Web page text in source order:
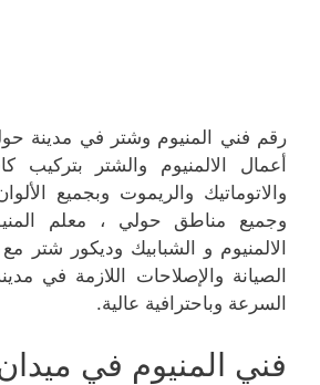
رقم فني المنيوم وشتر في مدينة
أعمال الالمنيوم والشتر بتركيب
والاتوماتيك والريموت وبجميع
وجميع مناطق حولي ، معلم
الالمنيوم و الشبابيك وديكور شتر
الصيانة والإصلاحات اللازمة في
السرعة وباحترافية عالية.
فني المنيوم في